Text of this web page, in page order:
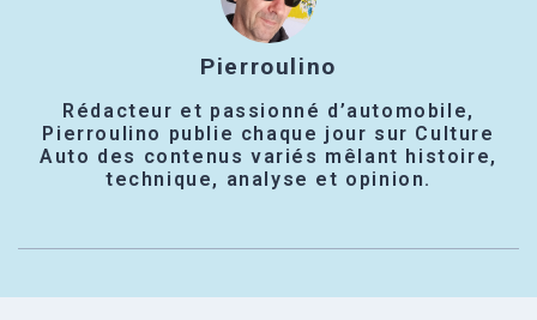
Pierroulino
Rédacteur et passionné d’automobile,
Pierroulino publie chaque jour sur Culture
Auto des contenus variés mêlant histoire,
technique, analyse et opinion.